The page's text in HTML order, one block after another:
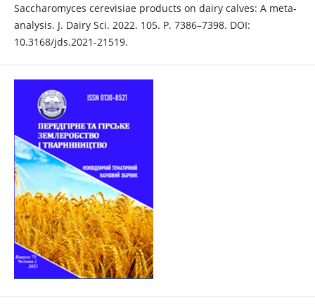
Saccharomyces cerevisiae products on dairy calves: A meta-
analysis. J. Dairy Sci. 2022. 105. P. 7386–7398. DOI:
10.3168/jds.2021-21519.